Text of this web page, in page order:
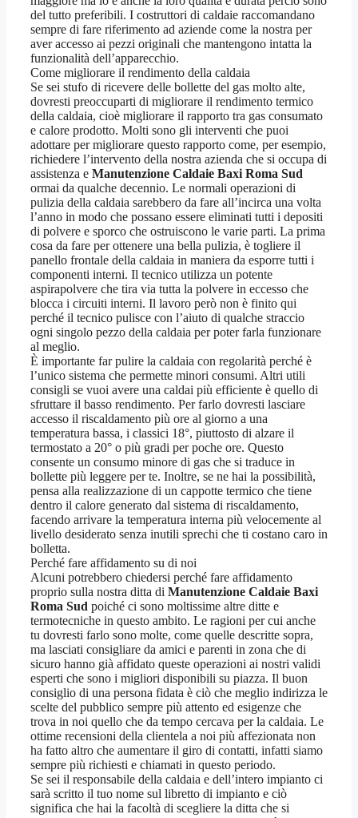
del tutto preferibili. I costruttori di caldaie raccomandano
sempre di fare riferimento ad aziende come la nostra per
aver accesso ai pezzi originali che mantengono intatta la
funzionalità dell’apparecchio.
Come migliorare il rendimento della caldaia
Se sei stufo di ricevere delle bollette del gas molto alte,
dovresti preoccuparti di migliorare il rendimento termico
della caldaia, cioè migliorare il rapporto tra gas consumato
e calore prodotto. Molti sono gli interventi che puoi
adottare per migliorare questo rapporto come, per esempio,
richiedere l’intervento della nostra azienda che si occupa di
assistenza e Manutenzione Caldaie Baxi Roma Sud
ormai da qualche decennio. Le normali operazioni di
pulizia della caldaia sarebbero da fare all’incirca una volta
l’anno in modo che possano essere eliminati tutti i depositi
di polvere e sporco che ostruiscono le varie parti. La prima
cosa da fare per ottenere una bella pulizia, è togliere il
panello frontale della caldaia in maniera da esporre tutti i
componenti interni. Il tecnico utilizza un potente
aspirapolvere che tira via tutta la polvere in eccesso che
blocca i circuiti interni. Il lavoro però non è finito qui
perché il tecnico pulisce con l’aiuto di qualche straccio
ogni singolo pezzo della caldaia per poter farla funzionare
al meglio.
È importante far pulire la caldaia con regolarità perché è
l’unico sistema che permette minori consumi. Altri utili
consigli se vuoi avere una caldai più efficiente è quello di
sfruttare il basso rendimento. Per farlo dovresti lasciare
accesso il riscaldamento più ore al giorno a una
temperatura bassa, i classici 18°, piuttosto di alzare il
termostato a 20° o più gradi per poche ore. Questo
consente un consumo minore di gas che si traduce in
bollette più leggere per te. Inoltre, se ne hai la possibilità,
pensa alla realizzazione di un cappotte termico che tiene
dentro il calore generato dal sistema di riscaldamento,
facendo arrivare la temperatura interna più velocemente al
livello desiderato senza inutili sprechi che ti costano caro in
bolletta.
Perché fare affidamento su di noi
Alcuni potrebbero chiedersi perché fare affidamento
proprio sulla nostra ditta di Manutenzione Caldaie Baxi
Roma Sud poiché ci sono moltissime altre ditte e
termotecniche in questo ambito. Le ragioni per cui anche
tu dovresti farlo sono molte, come quelle descritte sopra,
ma lasciati consigliare da amici e parenti in zona che di
sicuro hanno già affidato queste operazioni ai nostri validi
esperti che sono i migliori disponibili su piazza. Il buon
consiglio di una persona fidata è ciò che meglio indirizza le
scelte del pubblico sempre più attento ed esigenze che
trova in noi quello che da tempo cercava per la caldaia. Le
ottime recensioni della clientela a noi più affezionata non
ha fatto altro che aumentare il giro di contatti, infatti siamo
sempre più richiesti e chiamati in questo periodo.
Se sei il responsabile della caldaia e dell’intero impianto ci
sarà scritto il tuo nome sul libretto di impianto e ciò
significa che hai la facoltà di scegliere la ditta che si